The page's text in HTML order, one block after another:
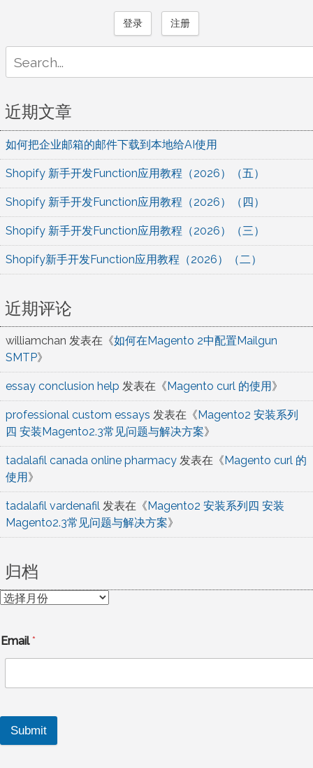
登录 注册
for:
近期文章
如何把企业邮箱的邮件下载到本地给AI使用
Shopify 新手开发Function应用教程（2026）（五）
Shopify 新手开发Function应用教程（2026）（四）
Shopify 新手开发Function应用教程（2026）（三）
Shopify新手开发Function应用教程（2026）（二）
近期评论
williamchan 发表在《如何在Magento 2中配置Mailgun
SMTP》
essay conclusion help 发表在《Magento curl 的使用》
professional custom essays 发表在《Magento2 安装系列
四 安装Magento2.3常见问题与解决方案》
tadalafil canada online pharmacy 发表在《Magento curl 的
使用》
tadalafil vardenafil 发表在《Magento2 安装系列四 安装
Magento2.3常见问题与解决方案》
归档
归
Email*
Submit